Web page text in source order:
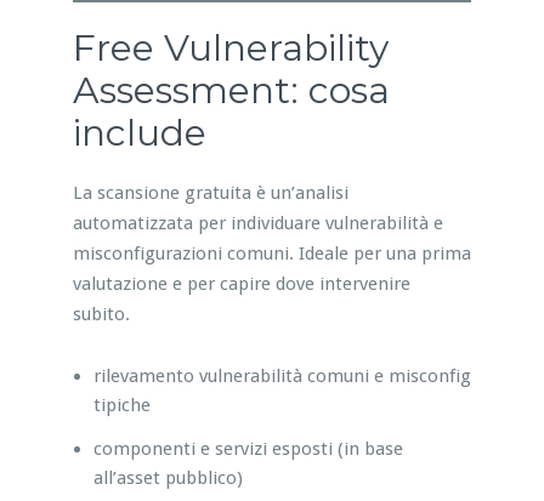
Free Vulnerability
Assessment: cosa
include
La scansione gratuita è un’analisi
automatizzata per individuare vulnerabilità e
misconfigurazioni comuni. Ideale per una prima
valutazione e per capire dove intervenire
subito.
rilevamento vulnerabilità comuni e misconfig
tipiche
componenti e servizi esposti (in base
all’asset pubblico)